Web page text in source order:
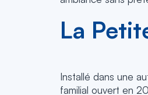
La
Installé dans une
familial ouvert en